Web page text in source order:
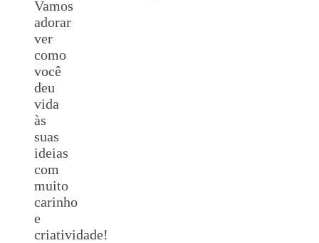
Vamos
adorar
ver
como
você
deu
vida
às
suas
ideias
com
muito
carinho
e
criatividade!